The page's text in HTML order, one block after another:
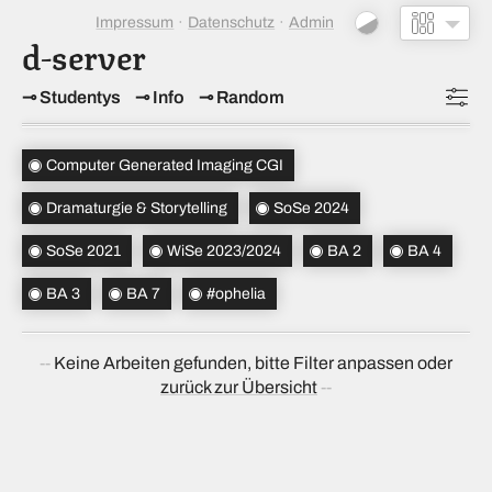
d-server
Studentys Info Random
Impressum Datenschutz Admin
Topics(2)
Studiensemester (3)
Bachelorsemester(4)
Sortierung(↝ zufällig)
Computer Generated Imaging CGI
Dramaturgie & Storytelling SoSe 2024
SoSe 2021 WiSe 2023/2024 BA 2 BA 4
BA 3 BA 7 #ophelia
Keine Arbeiten gefunden, bitte Filter anpassen oder
zurück zur Übersicht